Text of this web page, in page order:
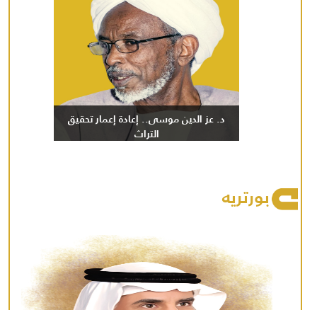
د. عز الدين موسى.. إعادة إعمار تحقيق
التراث
بورتريه